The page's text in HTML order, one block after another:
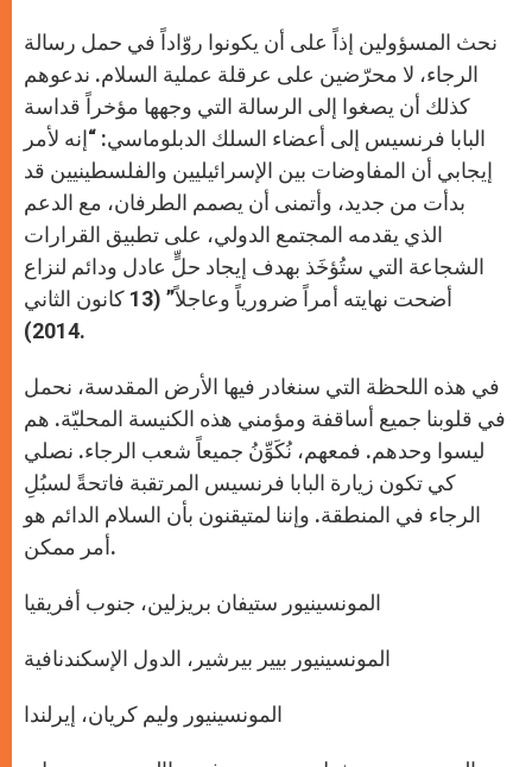
نحث المسؤولين إذاً على أن يكونوا روّاداً في حمل رسالة
الرجاء، لا محرّضين على عرقلة عملية السلام. ندعوهم
كذلك أن يصغوا إلى الرسالة التي وجهها مؤخراً قداسة
البابا فرنسيس إلى أعضاء السلك الدبلوماسي: “إنه لأمر
إيجابي أن المفاوضات بين الإسرائيليين والفلسطينيين قد
بدأت من جديد، وأتمنى أن يصمم الطرفان، مع الدعم
الذي يقدمه المجتمع الدولي، على تطبيق القرارات
الشجاعة التي ستُؤخَذ بهدف إيجاد حلٍّ عادل ودائم لنزاع
أضحت نهايته أمراً ضرورياً وعاجلاً” (13 كانون الثاني
2014).
في هذه اللحظة التي سنغادر فيها الأرض المقدسة، نحمل
في قلوبنا جميع أساقفة ومؤمني هذه الكنيسة المحليّة. هم
ليسوا وحدهم. فمعهم، نُكَوِّنُ جميعاً شعب الرجاء. نصلي
كي تكون زيارة البابا فرنسيس المرتقبة فاتحةً لسبُلِ
الرجاء في المنطقة. وإننا لمتيقنون بأن السلام الدائم هو
أمر ممكن.
المونسينيور ستيفان بريزلين، جنوب أفريقيا
المونسينيور بيير بيرشير، الدول الإسكندنافية
المونسينيور وليم كريان، إيرلندا